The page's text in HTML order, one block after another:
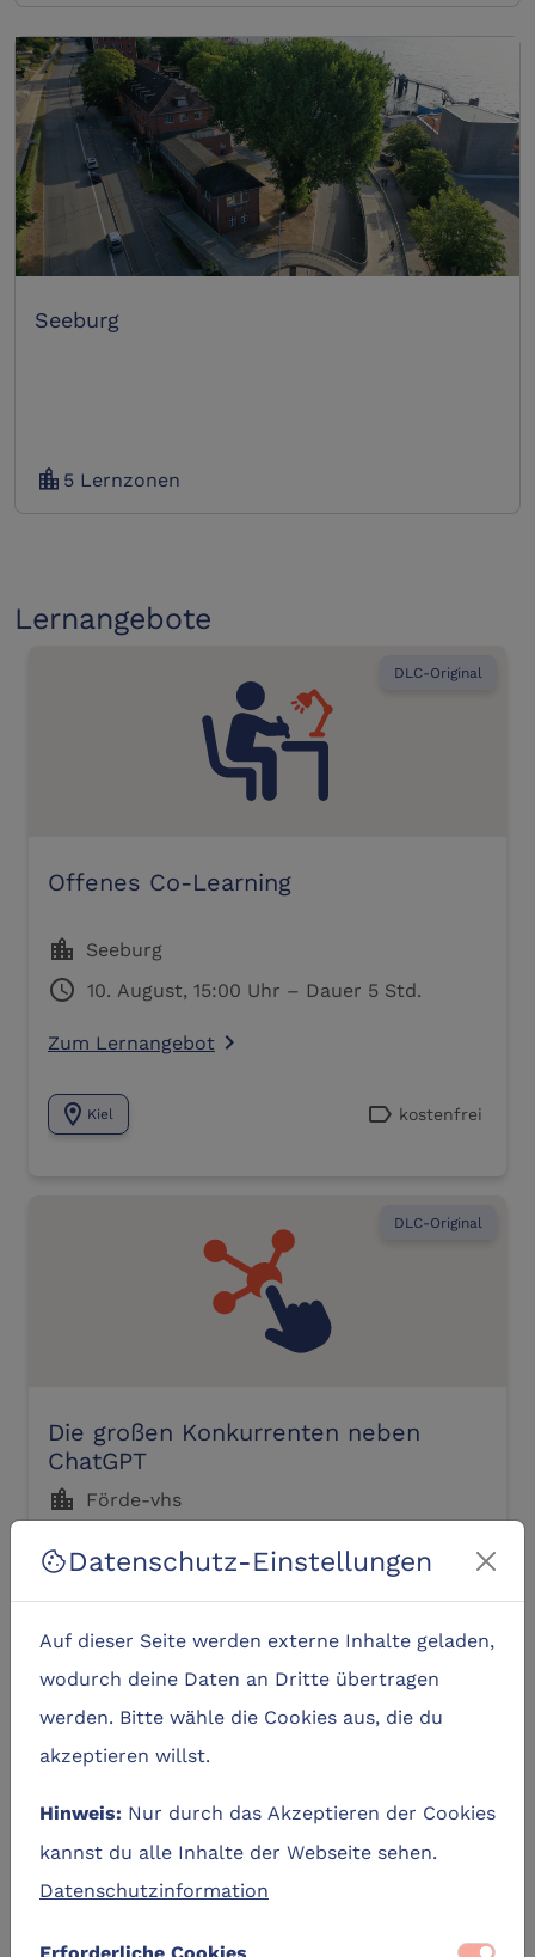
cookieDatenschutz-Einstellungen
Auf dieser Seite werden externe Inhalte geladen,
wodurch deine Daten an Dritte übertragen
werden. Bitte wähle die Cookies aus, die du
akzeptieren willst.
Hinweis: Nur durch das Akzeptieren der Cookies
kannst du alle Inhalte der Webseite sehen.
Datenschutzinformation
Seeburg
location_city 5 Lernzonen
Lernangebote
DLC-Original
Offenes Co-Learning
location_city Seeburg
schedule
10. August, 15:00 Uhr – Dauer 5 Std.
Zum Lernangebot navigate_next
location_on Kiel label kostenfrei
DLC-Original
Die großen Konkurrenten neben
ChatGPT
location_city Förde-vhs
location_on